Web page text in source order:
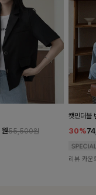
원55,500원
캣민더블
30%
리뷰 카운